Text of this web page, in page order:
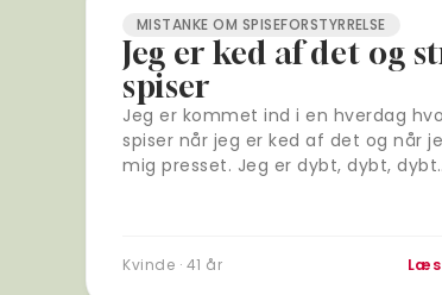
MISTANKE OM SPISEFORSTYRRELSE
Jeg er ked af det og
spiser
Jeg er kommet ind i en hverdag
spiser når jeg er ked af det og når
mig presset. Jeg er dybt, dybt, dybt
Kvinde · 41 år